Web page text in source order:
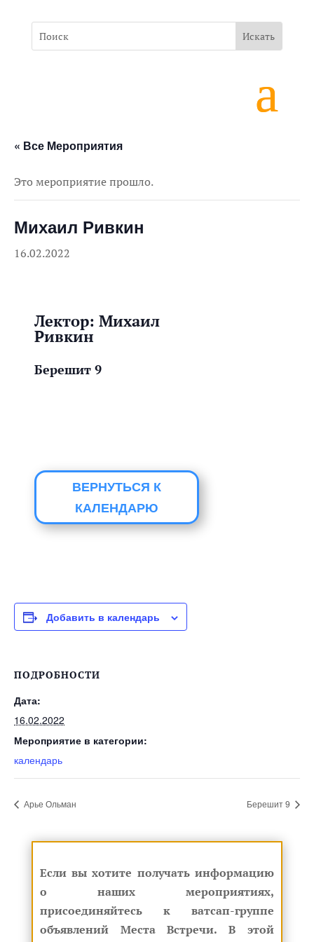
« Все Мероприятия
Это мероприятие прошло.
Михаил Ривкин
16.02.2022
Лектор: Михаил
Ривкин
Берешит 9
ВЕРНУТЬСЯ К
КАЛЕНДАРЮ
Добавить в календарь
ПОДРОБНОСТИ
Дата:
16.02.2022
Мероприятие в категории:
календарь
Арье Ольман Берешит 9
Если вы хотите получать информацию
о наших мероприятиях,
присоединяйтесь к ватсап-группе
объявлений Места Встречи. В этой